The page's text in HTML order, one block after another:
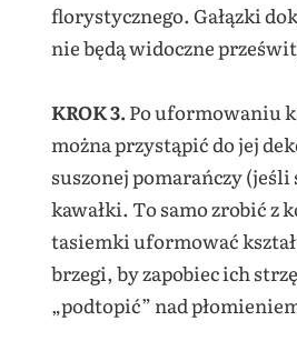
florystycznego. Gałązki
nie będą widoczne
KROK 3. Pouformowaniu
można przystąpić do jej
suszonej pomarańczy (jeśli
kawałki. To samo zrobić z
tasiemki uformować
brzegi, by zapobiec ich
„podtopić” nad